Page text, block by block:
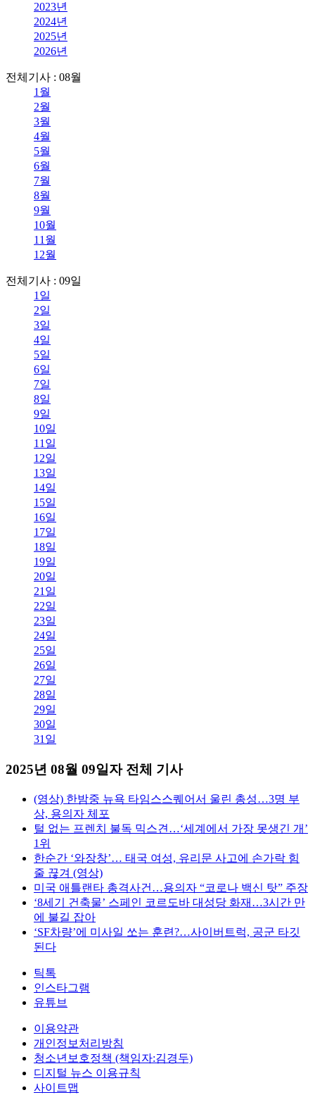
2023년
2024년
2025년
2026년
전체기사 : 08월
1월
2월
3월
4월
5월
6월
7월
8월
9월
10월
11월
12월
전체기사 : 09일
1일
2일
3일
4일
5일
6일
7일
8일
9일
10일
11일
12일
13일
14일
15일
16일
17일
18일
19일
20일
21일
22일
23일
24일
25일
26일
27일
28일
29일
30일
31일
2025년 08월 09일자 전체 기사
(영상) 한밤중 뉴욕 타임스스퀘어서 울린 총성…3명 부
상, 용의자 체포
털 없는 프렌치 불독 믹스견…‘세계에서 가장 못생긴 개’
1위
한순간 ‘와장창’… 태국 여성, 유리문 사고에 손가락 힘
줄 끊겨 (영상)
미국 애틀랜타 총격사건…용의자 “코로나 백신 탓” 주장
‘8세기 건축물’ 스페인 코르도바 대성당 화재…3시간 만
에 불길 잡아
‘SF차량’에 미사일 쏘는 훈련?…사이버트럭, 공군 타깃
된다
틱톡
인스타그램
유튜브
이용약관
개인정보처리방침
청소년보호정책 (책임자:김경두)
디지털 뉴스 이용규칙
사이트맵